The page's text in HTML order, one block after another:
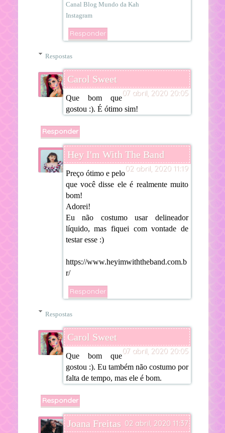
Canal Blog Mundo da Kah
Instagram
Responder
Respostas
Carol Sweet
07 abril, 2020 20:05
Que bom que
gostou :). É ótimo sim!
Responder
Hey I'm With The Band
02 abril, 2020 11:19
Preço ótimo e pelo
que você disse ele é realmente muito
bom!
Adorei!
Eu não costumo usar delineador
líquido, mas fiquei com vontade de
testar esse :)
https://www.heyimwiththeband.com.b
r/
Responder
Respostas
Carol Sweet
07 abril, 2020 20:05
Que bom que
gostou :). Eu também não costumo por
falta de tempo, mas ele é bom.
Responder
Joana Freitas 02 abril, 2020 11:37